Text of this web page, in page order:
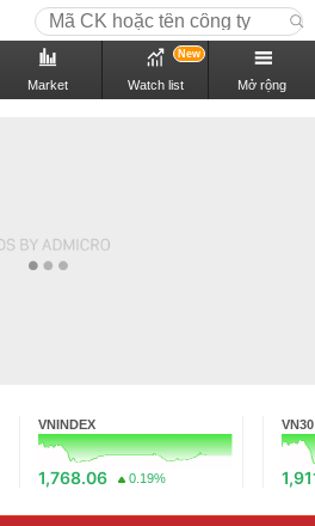
Market Watch list
New
Mở rộng
VNINDEX
1,768.06 0.19%
VN30